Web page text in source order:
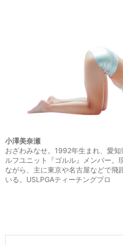
小澤美奈瀬
おざわみなせ。1992年生まれ、愛
ルフユニット『ゴルル』メンバー。
ながら、主に東京や名古屋などで飛
いる。USLPGAティーチングプロ